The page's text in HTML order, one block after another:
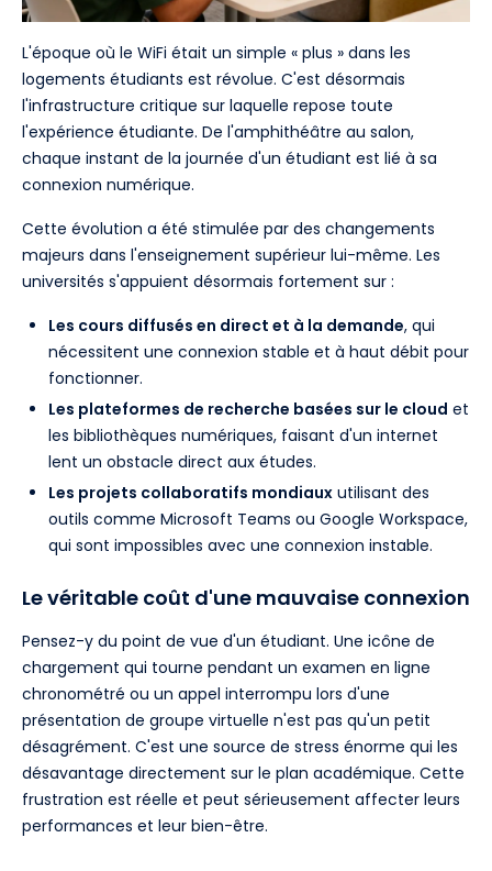
L'époque où le WiFi était un simple « plus » dans les
logements étudiants est révolue. C'est désormais
l'infrastructure critique sur laquelle repose toute
l'expérience étudiante. De l'amphithéâtre au salon,
chaque instant de la journée d'un étudiant est lié à sa
connexion numérique.
Cette évolution a été stimulée par des changements
majeurs dans l'enseignement supérieur lui-même. Les
universités s'appuient désormais fortement sur :
Les cours diffusés en direct et à la demande, qui
nécessitent une connexion stable et à haut débit pour
fonctionner.
Les plateformes de recherche basées sur le cloud et
les bibliothèques numériques, faisant d'un internet
lent un obstacle direct aux études.
Les projets collaboratifs mondiaux utilisant des
outils comme Microsoft Teams ou Google Workspace,
qui sont impossibles avec une connexion instable.
Le véritable coût d'une mauvaise connexion
Pensez-y du point de vue d'un étudiant. Une icône de
chargement qui tourne pendant un examen en ligne
chronométré ou un appel interrompu lors d'une
présentation de groupe virtuelle n'est pas qu'un petit
désagrément. C'est une source de stress énorme qui les
désavantage directement sur le plan académique. Cette
frustration est réelle et peut sérieusement affecter leurs
performances et leur bien-être.